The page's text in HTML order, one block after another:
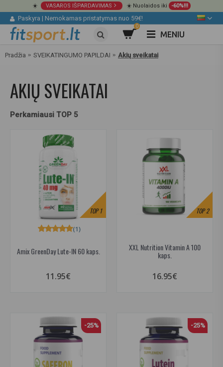
☀️ VASAROS IŠPARDAVIMAS ☀️ Nuolaidos iki -60%!!!
Paskyra | Nemokamas pristatymas nuo 59€!
0
MENIU
Pradžia SVEIKATINGUMO PAPILDAI Akių sveikatai
AKIŲ SVEIKATAI
Perkamiausi TOP 5
TOP1
Amix GreenDay Lute-IN 60 kaps.
(1)
11.95€
TOP2
XXL Nutrition Vitamin A 100
kaps.
16.95€
-25% -25%